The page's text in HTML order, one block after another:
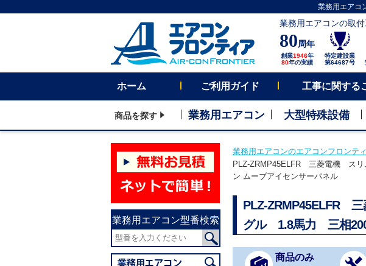
業務用エアコ
業務用エアコンの取
80周年
創業1946年
80年の実績
特定建設業
第64687号
ホーム ご利用ガイド 工事に関する
商品を探す 業務用エアコン 大型特殊設備
業務用エアコン型番検索
業務用エアコンのエアコンフロンテ
PLZ-ZRMP45ELFR 三菱電機 スリ
ン ムーブアイセンサーパネル
PLZ-ZRMP45ELFR
グル 1.8馬力 三相
商品のみ